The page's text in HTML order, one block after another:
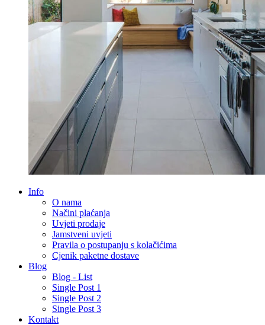
Info
O nama
Načini plaćanja
Uvjeti prodaje
Jamstveni uvjeti
Pravila o postupanju s kolačićima
Cjenik paketne dostave
Blog
Blog - List
Single Post 1
Single Post 2
Single Post 3
Kontakt